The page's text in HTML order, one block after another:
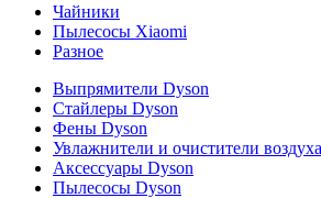
Чайники
Пылесосы Xiaomi
Разное
Выпрямители Dyson
Стайлеры Dyson
Фены Dyson
Увлажнители и очистители
Аксессуары Dyson
Пылесосы Dyson